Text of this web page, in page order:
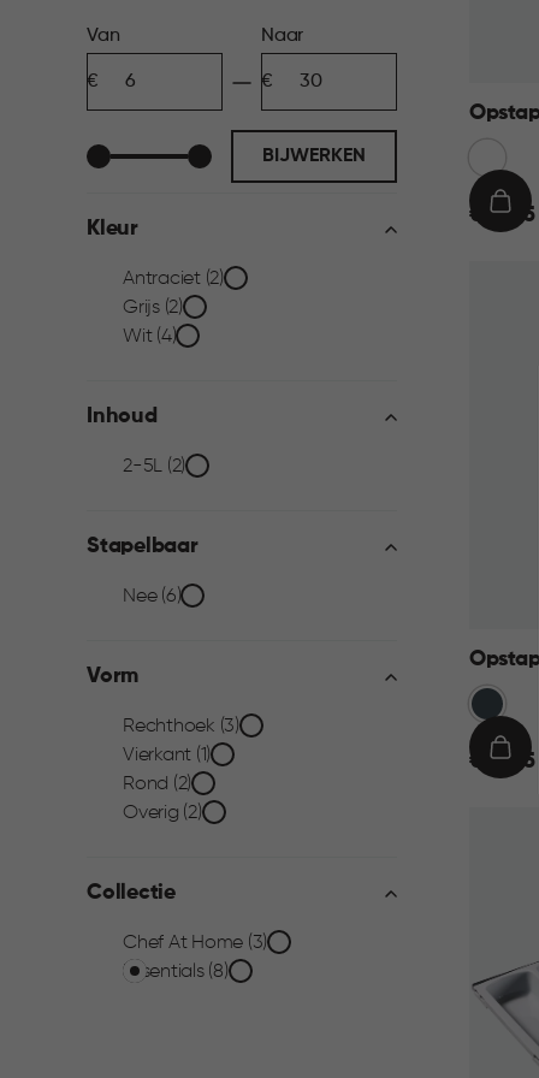
Prijs
filter
Van
Naar
BIJWERKEN
Kleur
Kleur
filter
Antraciet (2)
Grijs (2)
Wit (4)
Inhoud
Inhoud
filter
2-5L (2)
Stapelbaar
Stapelbaar
filter
Nee (6)
Vorm
Vorm
filter
Rechthoek (3)
Vierkant (1)
Rond (2)
Overig (2)
Collectie
Collectie
Chef At Home (3)
Essentials (8)
€€ 14,95
IN
€€ 29,95
IN